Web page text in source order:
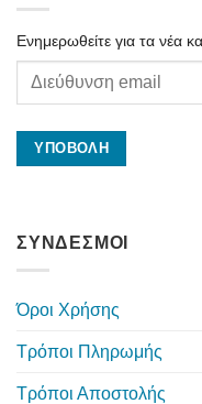
Ενημερωθείτε για τα νέα
ΣΥΝΔΕΣΜΟΙ
Όροι Χρήσης
Τρόποι Πληρωμής
Τρόποι Αποστολής